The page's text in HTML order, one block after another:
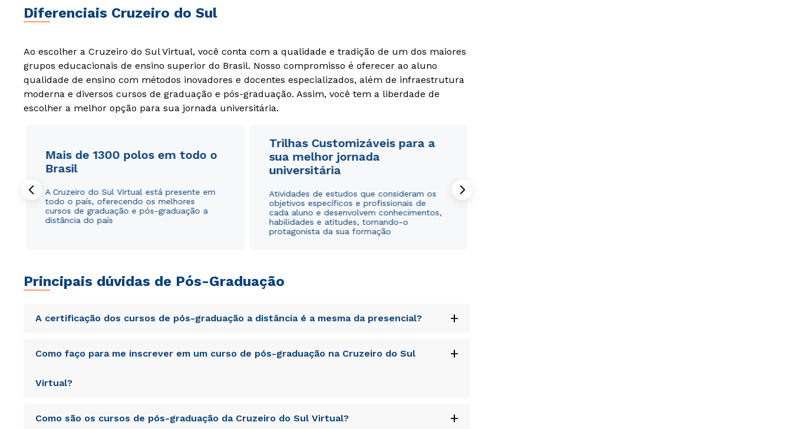
Diferenciais Cruzeiro do Sul
Ao escolher a Cruzeiro do Sul Virtual, você conta com a qualidade e tradição de um dos maiores
grupos educacionais de ensino superior do Brasil. Nosso compromisso é oferecer ao aluno
qualidade de ensino com métodos inovadores e docentes especializados, além de infraestrutura
moderna e diversos cursos de graduação e pós-graduação. Assim, você tem a liberdade de
escolher a melhor opção para sua jornada universitária.
Mais de 1300 polos em todo o
Brasil
A Cruzeiro do Sul Virtual está presente em
todo o país, oferecendo os melhores
cursos de graduação e pós-graduação a
distância do país
Trilhas Customizáveis para a
sua melhor jornada
universitária
Atividades de estudos que consideram os
objetivos específicos e profissionais de
cada aluno e desenvolvem conhecimentos,
habilidades e atitudes, tornando-o
protagonista da sua formação
Principais dúvidas de Pós-Graduação
A certificação dos cursos de pós-graduação a distância é a mesma da presencial? +
totam rem aperiam, eaque ipsa quae ab illo inventore veritatis et quasi architecto beatae vitae dicta
consequuntur magni dolores eos qui ratione voluptatem sequi nesciunt.
Como faço para me inscrever em um curso de pós-graduação na Cruzeiro do Sul
Virtual?
+
totam rem aperiam, eaque ipsa quae ab illo inventore veritatis et quasi architecto beatae vitae dicta
Como são os cursos de pós-graduação da Cruzeiro do Sul Virtual? +
envio de conteúdos do Cesuca.
envio de conteúdos da Cruzeiro do Sul.